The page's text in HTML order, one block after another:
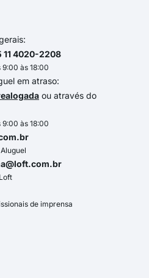
11 4020-2208
às 18:00
em atraso:
ou através do
às 18:00
de imprensa